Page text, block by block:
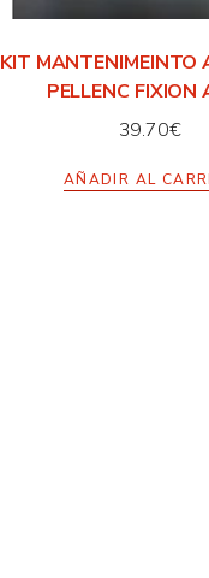
KIT MANTENIMEINTO
PELLENC FIXION
39.70€
AÑADIR AL